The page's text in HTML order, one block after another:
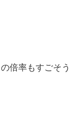
倍率もすごそう